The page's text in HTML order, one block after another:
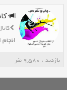
بازدید : 9,580 نفر